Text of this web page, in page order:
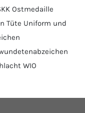
Ostmedaille
Tüte Uniform und
WIO